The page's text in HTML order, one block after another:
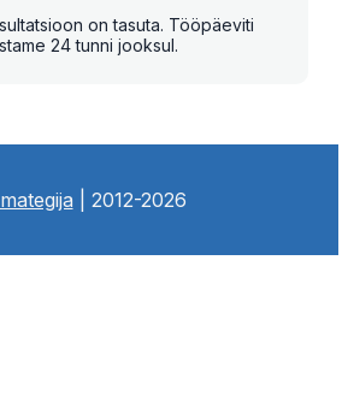
on tasuta. Tööpäeviti
24 tunni jooksul.
| 2012-2026